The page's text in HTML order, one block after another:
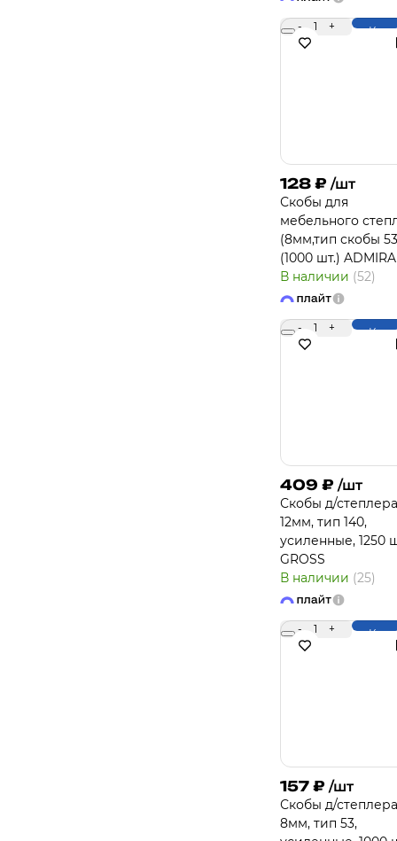
- 1 +
128 ₽ /шт
Скобы для
мебельного
(8мм,тип скобы
(1000 шт.)
В наличии (52)
- 1 +
409 ₽ /шт
Скобы д/
12мм, тип 140,
усиленные, 1250
GROSS
В наличии (25)
- 1 +
157 ₽ /шт
Скобы д/
8мм, тип 53,